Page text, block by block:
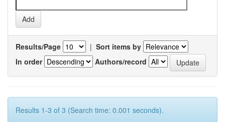
Results/Page | Sort items by
In order
Authors/record
Results 1-3 of 3 (Search time: 0.001 seconds).